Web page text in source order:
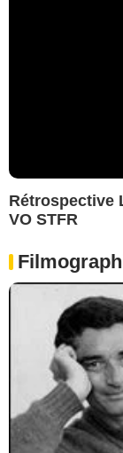
Rétrospective
VO STFR